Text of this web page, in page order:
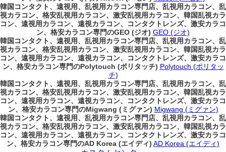
韓国コンタクト、遠視用、乱視用カラコン専門店、乱視用カラコン、乱
視カラコン、格安乱視用カラコン、激安乱視用カラコン、韓国乱視カラ
コン、遠視用カラコン、遠視カラコン、コンタクトレンズ、激安カラコ
ン、格安カラコン専門のGEO (ジオ) GEO (ジオ)
韓国コンタクト、遠視用、乱視用カラコン専門店、乱視用カラコン、乱
視カラコン、格安乱視用カラコン、激安乱視用カラコン、韓国乱視カラ
コン、遠視用カラコン、遠視カラコン、コンタクトレンズ、激安カラコ
ン、格安カラコン専門のPolytouch (ポリタッチ) Polytouch (ポリタッ
チ)
韓国コンタクト、遠視用、乱視用カラコン専門店、乱視用カラコン、乱
視カラコン、格安乱視用カラコン、激安乱視用カラコン、韓国乱視カラ
コン、遠視用カラコン、遠視カラコン、コンタクトレンズ、激安カラコ
ン、格安カラコン専門のMigwang (ミグァン) Migwang (ミグァン)
韓国コンタクト、遠視用、乱視用カラコン専門店、乱視用カラコン、乱
視カラコン、格安乱視用カラコン、激安乱視用カラコン、韓国乱視カラ
コン、遠視用カラコン、遠視カラコン、コンタクトレンズ、激安カラコ
ン、格安カラコン専門のAD Korea (エイディ) AD Korea (エイディ)